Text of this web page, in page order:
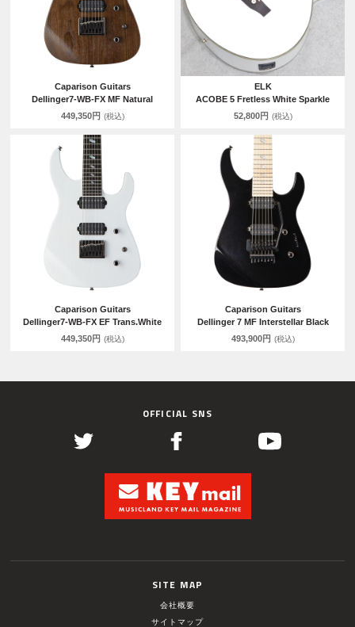
Caparison Guitars
Dellinger7-WB-FX MF Natural
449,350円 (税込)
ELK
ACOBE 5 Fretless White Sparkle
52,800円 (税込)
Caparison Guitars
Dellinger7-WB-FX EF Trans.White
449,350円 (税込)
Caparison Guitars
Dellinger 7 MF Interstellar Black
493,900円 (税込)
OFFICIAL SNS
SITE MAP
会社概要
サイトマップ